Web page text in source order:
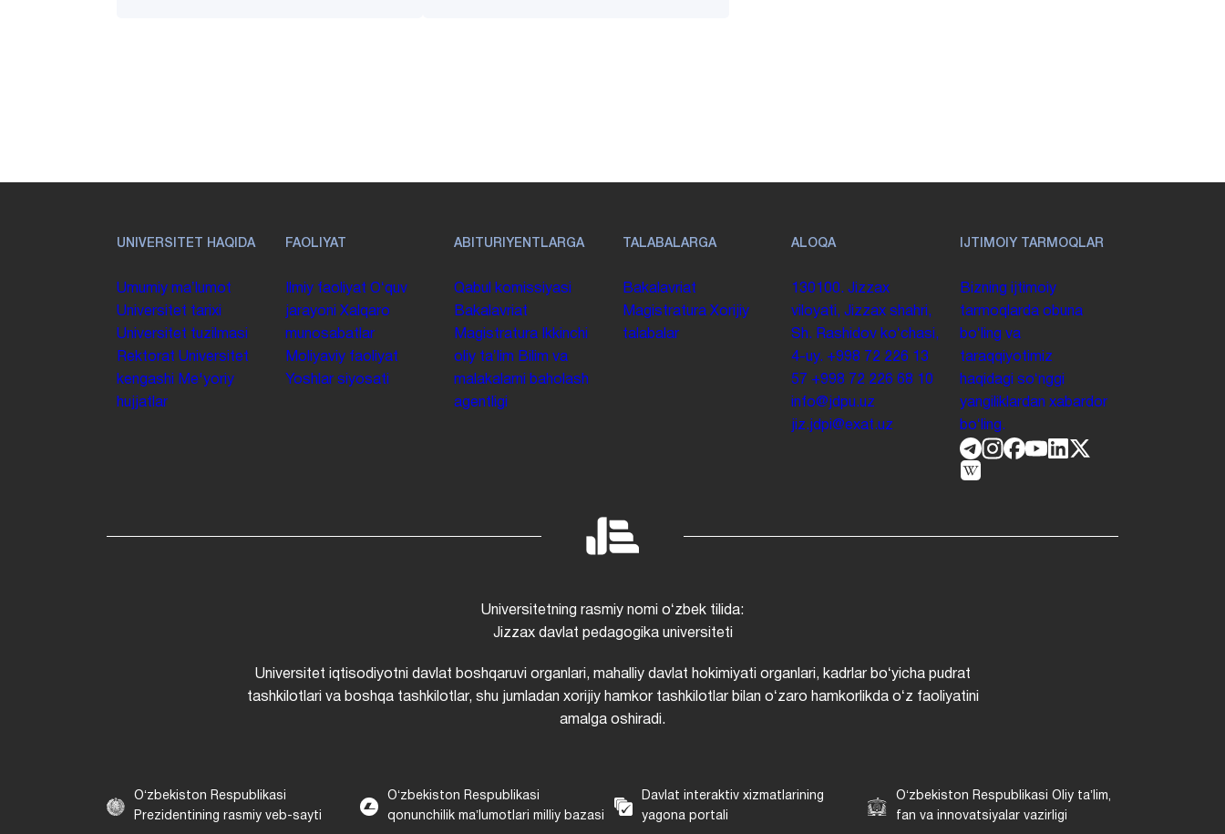
UNIVERSITET HAQIDA
Umumiy maʼlumot
Universitet tarixi
Universitet tuzilmasi
Rektorat Universitet
kengashi
Me'yoriy
hujjatlar
FAOLIYAT
Ilmiy faoliyat Oʻquv
jarayoni Xalqaro
munosabatlar
Moliyaviy faoliyat
Yoshlar siyosati
ABITURIYENTLARGA
Qabul komissiyasi
Bakalavriat
Magistratura
Ikkinchi
oliy taʼlim Bilim va
malakalarni baholash
agentligi
TALABALARGA
Bakalavriat
Magistratura Xorijiy
talabalar
ALOQA
130100. Jizzax
viloyati, Jizzax shahri,
Sh. Rashidov koʻchasi,
4-uy. +998 72 226 13
57 +998 72 226 68 10
info@jdpu.uz
jiz.jdpi@exat.uz
IJTIMOIY TARMOQLAR
Bizning ijtimoiy
tarmoqlarda obuna
boʻling va
taraqqiyotimiz
haqidagi soʻnggi
yangiliklardan xabardor
boʻling.
Universitetning rasmiy nomi oʻzbek tilida:
Jizzax davlat pedagogika universiteti
Universitet iqtisodiyotni davlat boshqaruvi organlari, mahalliy davlat hokimiyati organlari, kadrlar boʻyicha pudrat
tashkilotlari va boshqa tashkilotlar, shu jumladan xorijiy hamkor tashkilotlar bilan oʻzaro hamkorlikda oʻz faoliyatini
amalga oshiradi.
Oʻzbekiston Respublikasi
Prezidentining rasmiy veb-sayti
Oʻzbekiston Respublikasi
qonunchilik maʼlumotlari milliy bazasi
Davlat interaktiv xizmatlarining
yagona portali
Oʻzbekiston Respublikasi Oliy taʼlim,
fan va innovatsiyalar vazirligi